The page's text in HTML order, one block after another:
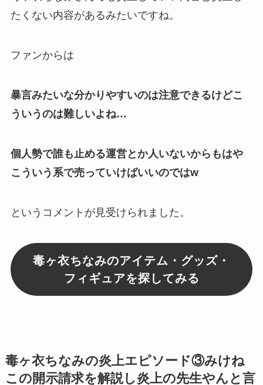
たくない内容があるみたいですね。
ファンからは
暴言みたいな分かりやすいのは注意できるけどこ
ういうのは難しいよね…
個人勢で誰も止める運営とか人いないからもはや
こういう系で売っていけばいいのではw
というコメントが見受けられました。
毒ヶ衣ちなみのアイテム・グッズ・
フィギュアを探してみる
毒ヶ衣ちなみの炎上エピソード③みけね
この開示請求を解説し炎上の先生やんと言